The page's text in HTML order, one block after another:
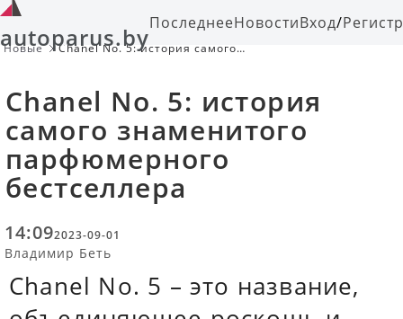
autoparus.byПоследнееНовостиВход/
Новые
Chanel No. 5: история самого
Chanel No. 5: история
самого знаменитого
парфюмерного
бестселлера
14:092023-09-01
Владимир Беть
Chanel No. 5 – это название,